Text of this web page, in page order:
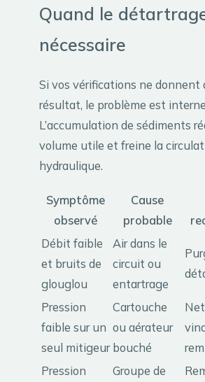
Quand le
nécessaire
Si vos vérifications ne donnent
résultat, le problème est
L’accumulation de sédiments
volume utile et freine la
hydraulique.
Symptôme
observé
Cause
probable
Débit faible
et bruits de
glouglou
Air dans le
circuit ou
entartrage
Pression
faible sur un
seul mitigeur
Cartouche
ou aérateur
bouché
Pression
Groupe de